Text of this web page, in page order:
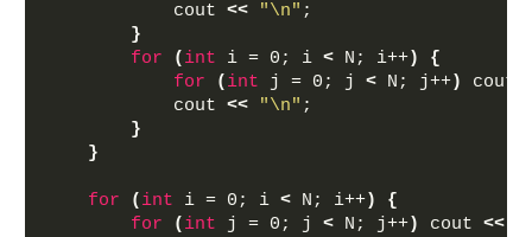
            cout
<< "\n" ;
}
for
( int i = 0; i < N; i++)
{
for
( int j = 0; j < N; j++) cout
            cout
<< "\n" ;
}
}
for ( int i = 0; i < N; i++)
{
for
( int j = 0; j < N; j++) cout <<